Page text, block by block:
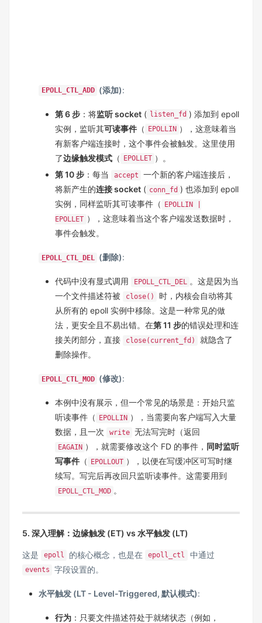
EPOLL_CTL_ADD (添加):
第 6 步 ：将监听 socket ( listen_fd ) 添加到 epoll
实例，监听其可读事件 （ EPOLLIN ），这意味着当
有新客户端连接时，这个事件会被触发。这里使用
了边缘触发模式 （ EPOLLET ）。
第 10 步 ：每当 accept
一个新的客户端连接后，
将新产生的连接 socket ( conn_fd ) 也添加到 epoll
实例，同样监听其可读事件（
EPOLLIN |
EPOLLET ），这意味着当这个客户端发送数据时，
事件会触发。
EPOLL_CTL_DEL (删除):
代码中没有显式调用 EPOLL_CTL_DEL 。这是因为当
一个文件描述符被
close()
时，内核会自动将其
从所有的 epoll 实例中移除。这是一种常见的做
法，更安全且不易出错。在第 11 步的错误处理和连
接关闭部分，直接
close(current_fd)
就隐含了
删除操作。
EPOLL_CTL_MOD (修改):
本例中没有展示，但一个常见的场景是：开始只监
听读事件（
EPOLLIN ），当需要向客户端写入大量
数据，且一次
write 无法写完时（返回
EAGAIN ），就需要修改这个 FD 的事件， 同时监听
写事件 （ EPOLLOUT ），以便在写缓冲区可写时继
续写。写完后再改回只监听读事件。这需要用到
EPOLL_CTL_MOD 。
5. 深入理解：边缘触发 (ET) vs 水平触发 (LT)
这是 epoll 的核心概念，也是在 epoll_ctl 中通过
events 字段设置的。
水平触发 (LT - Level-Triggered, 默认模式):
行为 ：只要文件描述符处于就绪状态（例如，